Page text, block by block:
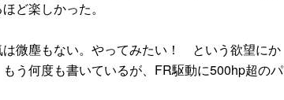
ど楽しかった。
微塵もない。やってみたい！ という欲望にか
う何度も書いているが、FR駆動に500hp超のパ